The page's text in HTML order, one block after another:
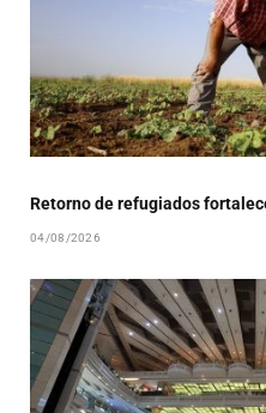
Retorno de refugiados
04/08/2026